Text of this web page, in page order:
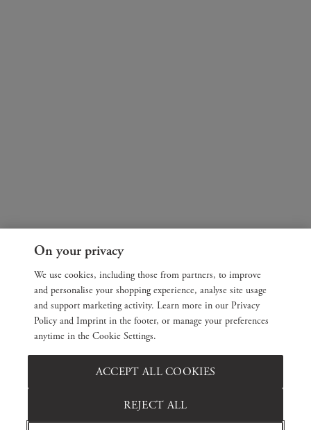
On your privacy
We use cookies, including those from partners, to improve
and personalise your shopping experience, analyse site usage
and support marketing activity. Learn more in our Privacy
Policy and Imprint in the footer, or manage your preferences
anytime in the Cookie Settings.
REJECT ALL
ACCEPT ALL COOKIES